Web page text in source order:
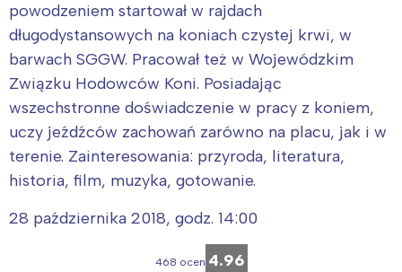
powodzeniem startował w rajdach
długodystansowych na koniach czystej krwi, w
barwach SGGW. Pracował też w Wojewódzkim
Związku Hodowców Koni. Posiadając
wszechstronne doświadczenie w pracy z koniem,
uczy jeźdźców zachowań zarówno na placu, jak i w
terenie. Zainteresowania: przyroda, literatura,
historia, film, muzyka, gotowanie.
28 października 2018, godz. 14:00
468 ocen 4.96